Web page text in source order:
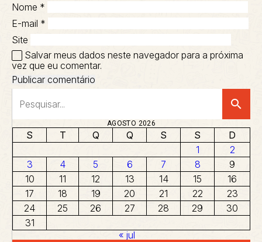
Nome *
E-mail *
Site
Salvar meus dados neste navegador para a próxima
vez que eu comentar.
search
AGOSTO 2026
S T Q Q S S
D
1
2
3
4 5 6 7 8
9
10
11 12 13 14 15
16
17
18 19 20 21 22
23
24
25 26 27 28 29
30
31
« jul